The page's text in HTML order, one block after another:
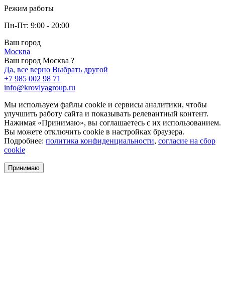
Режим работы
Пн-Пт: 9:00 - 20:00
Ваш город
Москва
Ваш город Москва ?
Да, все верно Выбрать другой
+7 985 002 98 71
info@krovlyagroup.ru
Мы используем файлы cookie и сервисы аналитики, чтобы
улучшить работу сайта и показывать релевантный контент.
Нажимая «Принимаю», вы соглашаетесь с их использованием.
Вы можете отключить cookie в настройках браузера.
Подробнее: политика конфиденциальности, согласие на сбор
cookie
Принимаю